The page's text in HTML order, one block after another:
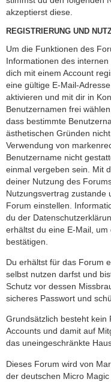
akzeptierst diese.
REGISTRIERUNG UND
Um die Funktionen des
Informationen des
dich mit einem Account
eine gültige E-Mail-
aktivieren und mit dir in
Benutzernamen frei
dass bestimmte
ästhetischen Gründen
Verwendung von
Benutzername nicht
einmal vergeben sein. Mit
deiner Nutzung des
Nutzungsvertrag zustande
Forum einstellen.
du der
erhältst du eine E-Mail, um
bestätigen.
Du erhältst für das Forum
selbst nutzen darfst und
Schutz vor dessen
sicheres Passwort und
Grundsätzlich besteht kein
Accounts und damit auf
das uneingeschränkte
Dieses Forum wird von
der deutschen Micro